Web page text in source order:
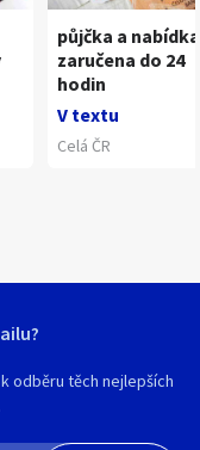
půjčka a nabídka
zaručena do 24
hodin
V textu
Celá ČR
odběru těch nejlepších